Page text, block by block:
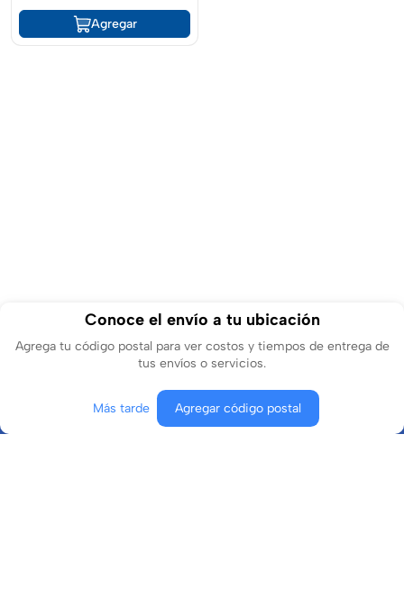
Conoce el envío a tu ubicación
Agrega tu código postal para ver costos y tiempos de entrega de
tus envíos o servicios.
Más tarde Agregar código postal
Agregar